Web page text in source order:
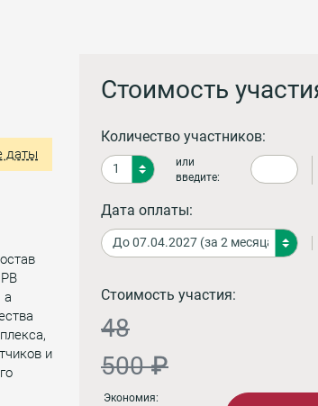
даты
а
и
Стоимость
Количество участников:
или
введите:
Дата оплаты:
Стоимость участия:
48
500 ₽
Экономия: